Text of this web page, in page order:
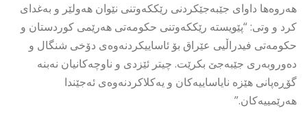
هەروەها داوای جێبەجێکردنی رێککەوتنی نێوان هەولێر و بەغدای
کرد و وتی: “پێویستە رێککەوتنی حکومەتی هەرێمی کوردستان و
حکومەتی فیدراڵیی عێراق بۆ ئاساییکردنەوەی دۆخی شنگال و
دەوروبەری جێبەجێ بکرێت. چیتر ئێزدی و ناوچەکانیان نەبنە
گۆڕەپانی هێزە نایاساییەکان و یەکلاکردنەوەی ئەجێندا
هەرێمییەکان.”